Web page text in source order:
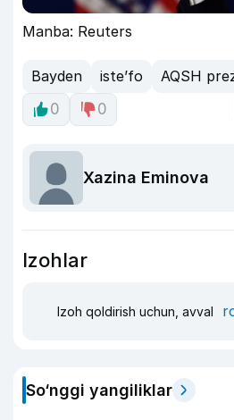
Manba: Reuters
Bayden iste’fo
AQSH
0
0
Xazina Eminova
Izohlar
Izoh qoldirish uchun, avval
So‘nggi yangiliklar